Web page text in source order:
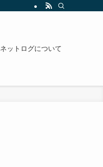
ネットログについて